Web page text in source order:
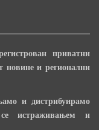
приватни
новине и регионални
и дистрибуирамо
истраживањем и